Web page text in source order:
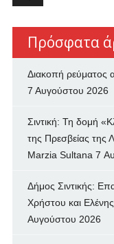
Πρόσφατα
Διακοπή ρεύματος
7 Αυγούστου 2026
Σιντική: Τη δομή
της Πρεσβείας της
Marzia Sultana 7
Δήμος Σιντικής:
Χρήστου και
Αυγούστου 2026